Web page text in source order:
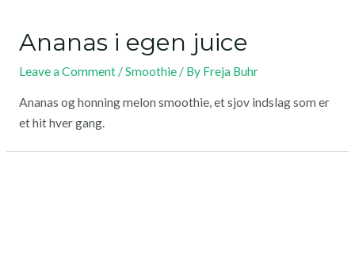
Ananas i egen juice
Leave a Comment /Smoothie/ By Freja Buhr
Ananas og honning melon smoothie, et sjov indslag som er
et hit hver gang.